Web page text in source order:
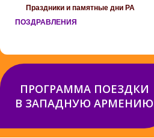
Праздники и памятные дни РА
ПОЗДРАВЛЕНИЯ
ПРОГРАММА ПОЕЗДКИ
В ЗАПАДНУЮ АРМЕНИЮ